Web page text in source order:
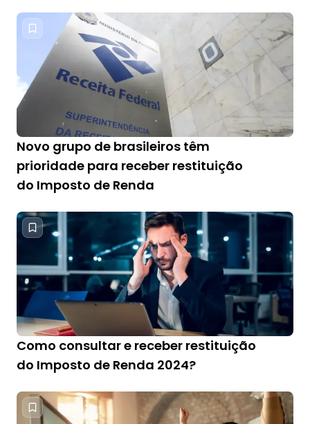
Novo grupo de brasileiros têm
prioridade para receber restituição
do Imposto de Renda
Como consultar e receber restituição
do Imposto de Renda 2024?